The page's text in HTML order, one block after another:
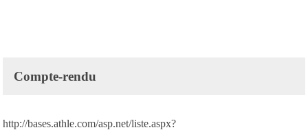
Compte-rendu
http://bases.athle.com/asp.net/liste.aspx?